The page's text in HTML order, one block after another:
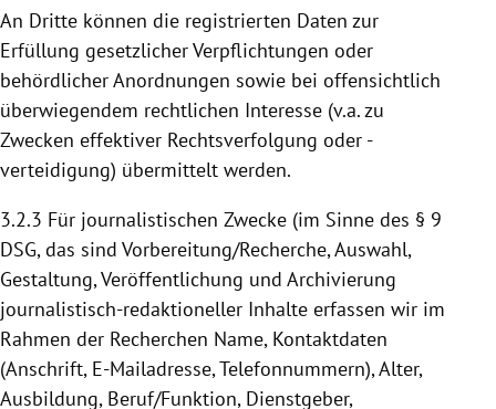
An Dritte können die registrierten Daten zur
Erfüllung gesetzlicher Verpflichtungen oder
behördlicher Anordnungen sowie bei offensichtlich
überwiegendem rechtlichen Interesse (v.a. zu
Zwecken effektiver Rechtsverfolgung oder -
verteidigung) übermittelt werden.
3.2.3 Für journalistischen Zwecke (im Sinne des § 9
DSG, das sind Vorbereitung/Recherche, Auswahl,
Gestaltung, Veröffentlichung und Archivierung
journalistisch-redaktioneller Inhalte erfassen wir im
Rahmen der Recherchen Name, Kontaktdaten
(Anschrift, E-Mailadresse, Telefonnummern), Alter,
Ausbildung, Beruf/Funktion, Dienstgeber,